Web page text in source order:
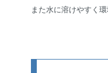
また水に溶けやすく